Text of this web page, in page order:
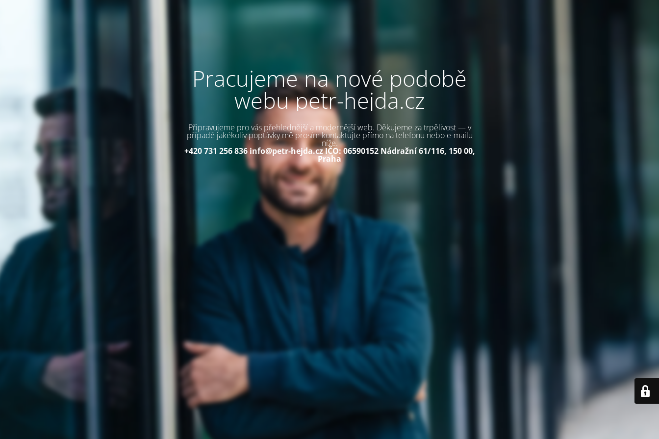
Pracujeme na nové podobě
webu petr-hejda.cz
Připravujeme pro vás přehlednější a modernější web. Děkujeme za trpělivost — v
případě jakékoliv poptávky mě prosím kontaktujte přímo na telefonu nebo e-mailu
níže.
+420 731 256 836info@petr-hejda.czIČO: 06590152 Nádražní 61/116, 150 00,
Praha